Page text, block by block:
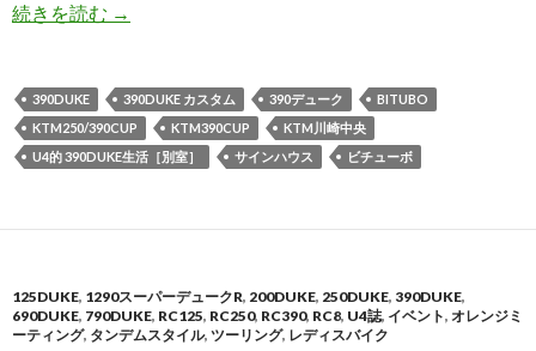
続きを読む Bitubo＜ビチューボ＞リヤショック導入！
→
390DUKE 390DUKE カスタム 390デューク
BITUBO
KTM250/390CUP
KTM390CUP
KTM川崎中央
U4的 390DUKE生活［別室］
サインハウス ビチューボ
125DUKE, 1290スーパーデュークR, 200DUKE, 250DUKE, 390DUKE,
690DUKE, 790DUKE, RC125, RC250, RC390, RC8, U4誌, イベント, オレンジミ
ーティング, タンデムスタイル, ツーリング, レディスバイク